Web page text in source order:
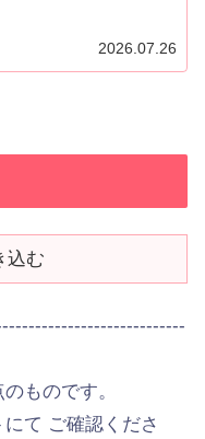
2026.07.26
込む
ものです。
て ご確認くださ